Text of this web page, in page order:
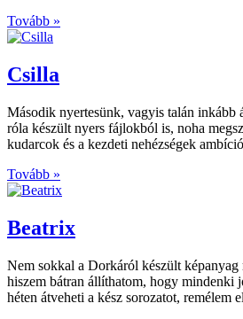
Tovább »
Csilla
Második nyertesünk, vagyis talán inkább
róla készült nyers fájlokból is, noha
kudarcok és a kezdeti nehézségek
Tovább »
Beatrix
Nem sokkal a Dorkáról készült
hiszem bátran állíthatom, hogy mindenki
héten átveheti a kész sorozatot,